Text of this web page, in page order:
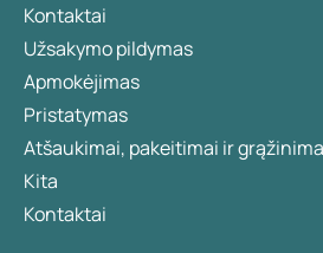
Kontaktai
Užsakymo pildymas
Apmokėjimas
Pristatymas
Atšaukimai, pakeitimai ir
Kita
Kontaktai